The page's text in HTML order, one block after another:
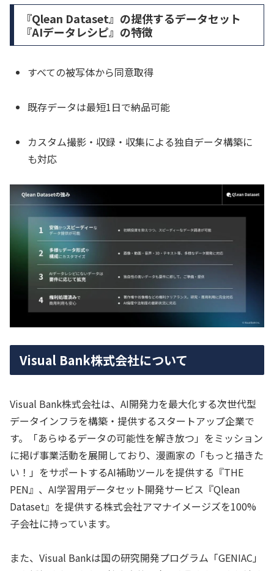
『Qlean Dataset』の提供するデータセット
『AIデータレシピ』の特徴
すべての被写体から同意取得
既存データは最短1日で納品可能
カスタム撮影・収録・収集による独自データ構築に
も対応
Visual Bank株式会社について
Visual Bank株式会社は、AI開発力を最大化する次世代型
データインフラを構築・提供するスタートアップ企業で
す。「あらゆるデータの可能性を解き放つ」をミッション
に掲げ事業活動を展開しており、漫画家の「もっと描きた
い！」をサポートするAI補助ツールを提供する『THE
PEN』、AI学習用データセット開発サービス『Qlean
Dataset』を提供する株式会社アマナイメージズを100%
子会社に持っています。
また、Visual Bankは国の研究開発プログラム「GENIAC」